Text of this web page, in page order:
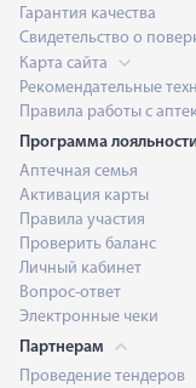
Гарантия качества
Свидетельство о
Карта сайта
Рекомендательные
Правила работы с
Программа
Аптечная семья
Активация карты
Правила участия
Проверить баланс
Личный кабинет
Вопрос-ответ
Электронные чеки
Партнерам
Проведение тендеров